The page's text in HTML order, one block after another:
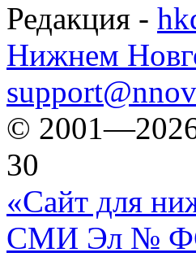
Редакция -
Нижнем
©
30
«Сайт для
СМИ Эл №